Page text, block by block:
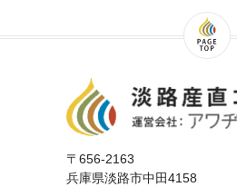
〒656-2163
兵庫県淡路市中⽥4158